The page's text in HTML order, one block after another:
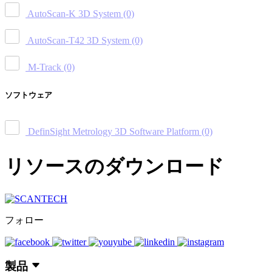
AutoScan-K 3D System (0)
AutoScan-T42 3D System (0)
M-Track (0)
ソフトウェア
DefinSight Metrology 3D Software Platform (0)
リソースのダウンロード
フォロー
製品